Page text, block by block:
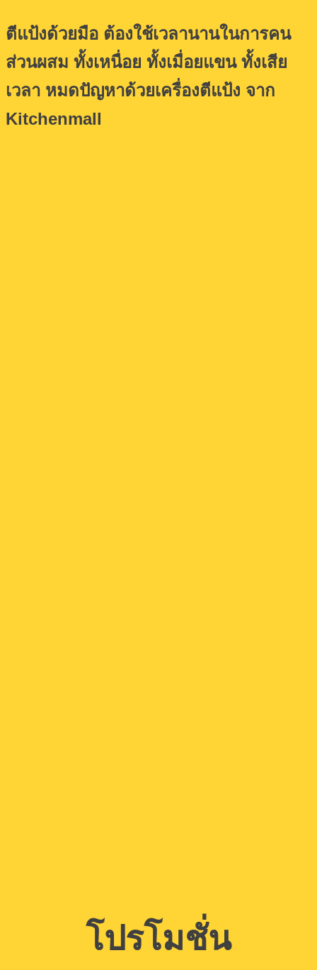
ตีแป้งด้วยมือ ต้องใช้เวลานานในการคน
ส่วนผสม ทั้งเหนื่อย ทั้งเมื่อยแขน ทั้งเสีย
เวลา หมดปัญหาด้วยเครื่องตีแป้ง จาก
Kitchenmall
โปรโมชั่น